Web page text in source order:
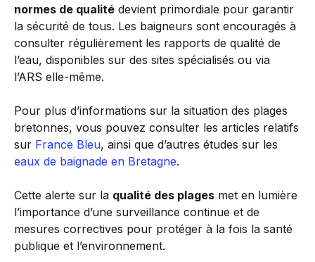
normes de qualité devient primordiale pour garantir
la sécurité de tous. Les baigneurs sont encouragés à
consulter régulièrement les rapports de qualité de
l’eau, disponibles sur des sites spécialisés ou via
l’ARS elle-même.
Pour plus d’informations sur la situation des plages
bretonnes, vous pouvez consulter les articles relatifs
sur France Bleu, ainsi que d’autres études sur les
eaux de baignade en Bretagne.
Cette alerte sur la qualité des plages met en lumière
l’importance d’une surveillance continue et de
mesures correctives pour protéger à la fois la santé
publique et l’environnement.